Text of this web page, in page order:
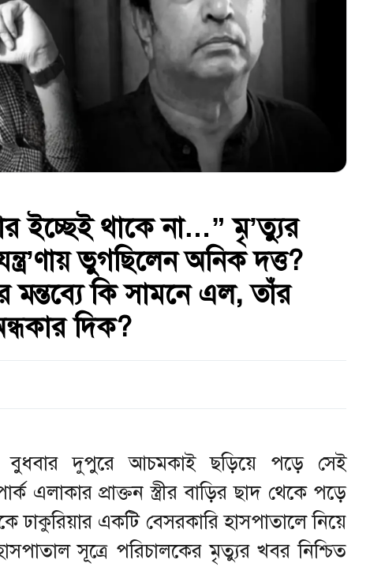
ইচ্ছেই থাকে না…” মৃ’ত্যুর
ভুগছিলেন অনিক দত্ত?
মন্তব্যে কি সামনে এল, তাঁর
দিক?
বুধবার দুপুরে আচমকাই ছড়িয়ে পড়ে সেই
এলাকার প্রাক্তন স্ত্রীর বাড়ির ছাদ থেকে পড়ে
একটি বেসরকারি হাসপাতালে নিয়ে
সূত্রে পরিচালকের মৃত্যুর খবর নিশ্চিত